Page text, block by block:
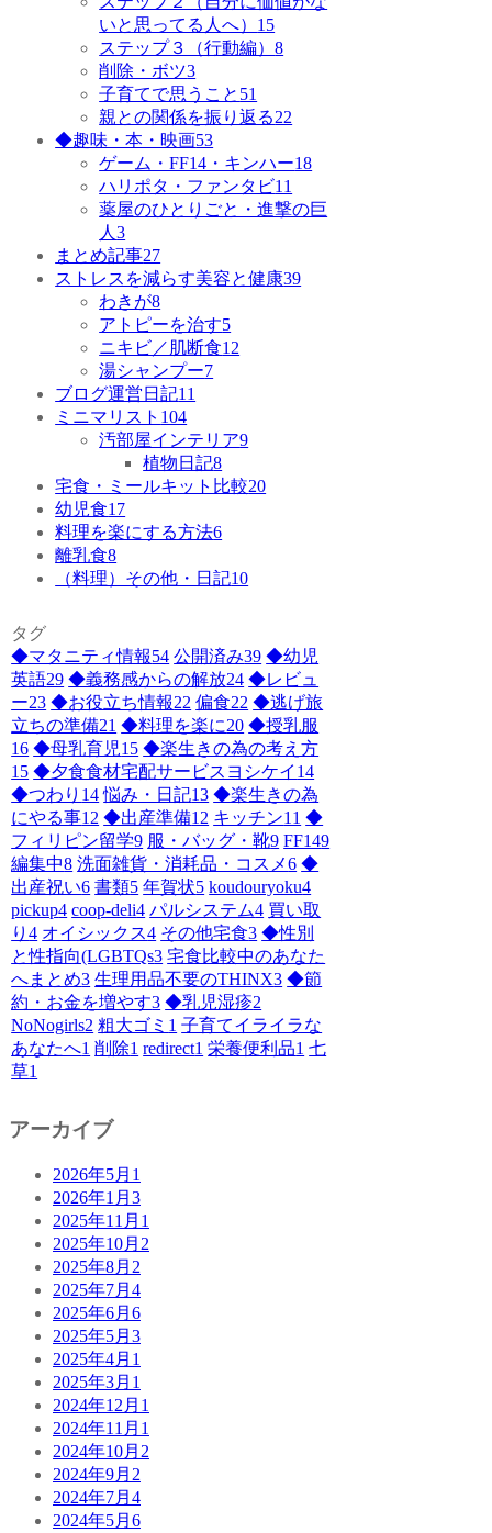
いと思ってる人へ） 15
ステップ３（行動編）8
削除・ボツ3
子育てで思うこと 51
親との関係を振り返る22
◆趣味・本・映画53
ゲーム・FF14・キンハー18
ハリポタ・ファンタビ11
薬屋のひとりごと・進撃の巨
人3
まとめ記事27
ストレスを減らす美容と健康39
わきが8
アトピーを治す5
ニキビ／肌断食12
湯シャンプー7
ブログ運営日記11
ミニマリスト 104
汚部屋インテリア9
植物日記8
宅食・ミールキット比較20
幼児食17
料理を楽にする方法6
離乳食8
（料理）その他・日記10
タグ
◆マタニティ情報54 公開済み39 ◆幼児
英語29 ◆義務感からの解放24 ◆レビュ
ー23 ◆お役立ち情報22 偏食22 ◆逃げ旅
立ちの準備21 ◆料理を楽に20 ◆授乳服
16 ◆母乳育児15 ◆楽生きの為の考え方
15 ◆夕食食材宅配サービスヨシケイ 14
◆つわり 14 悩み・日記13 ◆楽生きの為
にやる事12 ◆出産準備12 キッチン11 ◆
フィリピン留学9 服・バッグ・靴9 FF149
編集中8 洗面雑貨・消耗品・コスメ6 ◆
出産祝い6 書類5 年賀状5 koudouryoku4
pickup4 coop-deli4 パルシステム4 買い取
り4 オイシックス4 その他宅食3 ◆性別
と性指向(LGBTQs3 宅食比較中のあなた
へまとめ3 生理用品不要のTHINX3 ◆節
約・お金を増やす3 ◆乳児湿疹2
NoNogirls2 粗大ゴミ 1 子育てイライラな
あなたへ1 削除1 redirect1 栄養便利品1 七
草1
アーカイブ
2026年5月 1
2026年1月 3
2025年11月 1
2025年10月 2
2025年8月 2
2025年7月 4
2025年6月 6
2025年5月 3
2025年4月 1
2025年3月 1
2024年12月 1
2024年11月 1
2024年10月 2
2024年9月 2
2024年7月 4
2024年5月 6